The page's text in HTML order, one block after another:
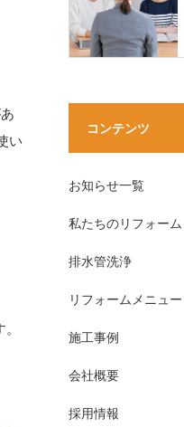
い
コンテンツ
お知らせ一覧
私たちのリフォーム
排水管洗浄
リフォームメニュー
施工事例
会社概要
採用情報